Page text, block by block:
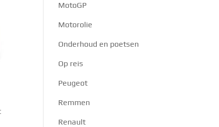
MotoGP
Motorolie
Onderhoud en poetsen
Op reis
Peugeot
Remmen
Renault